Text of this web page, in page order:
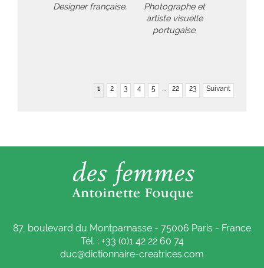
Designer française.
Photographe et
artiste visuelle
portugaise.
1 2 3 4 5 ... 22 23 Suivant
87, boulevard du Montparnasse - 75006 Paris - France
Tél. : +33 (0)1 42 22 60 74
duc@dictionnaire-creatrices.com